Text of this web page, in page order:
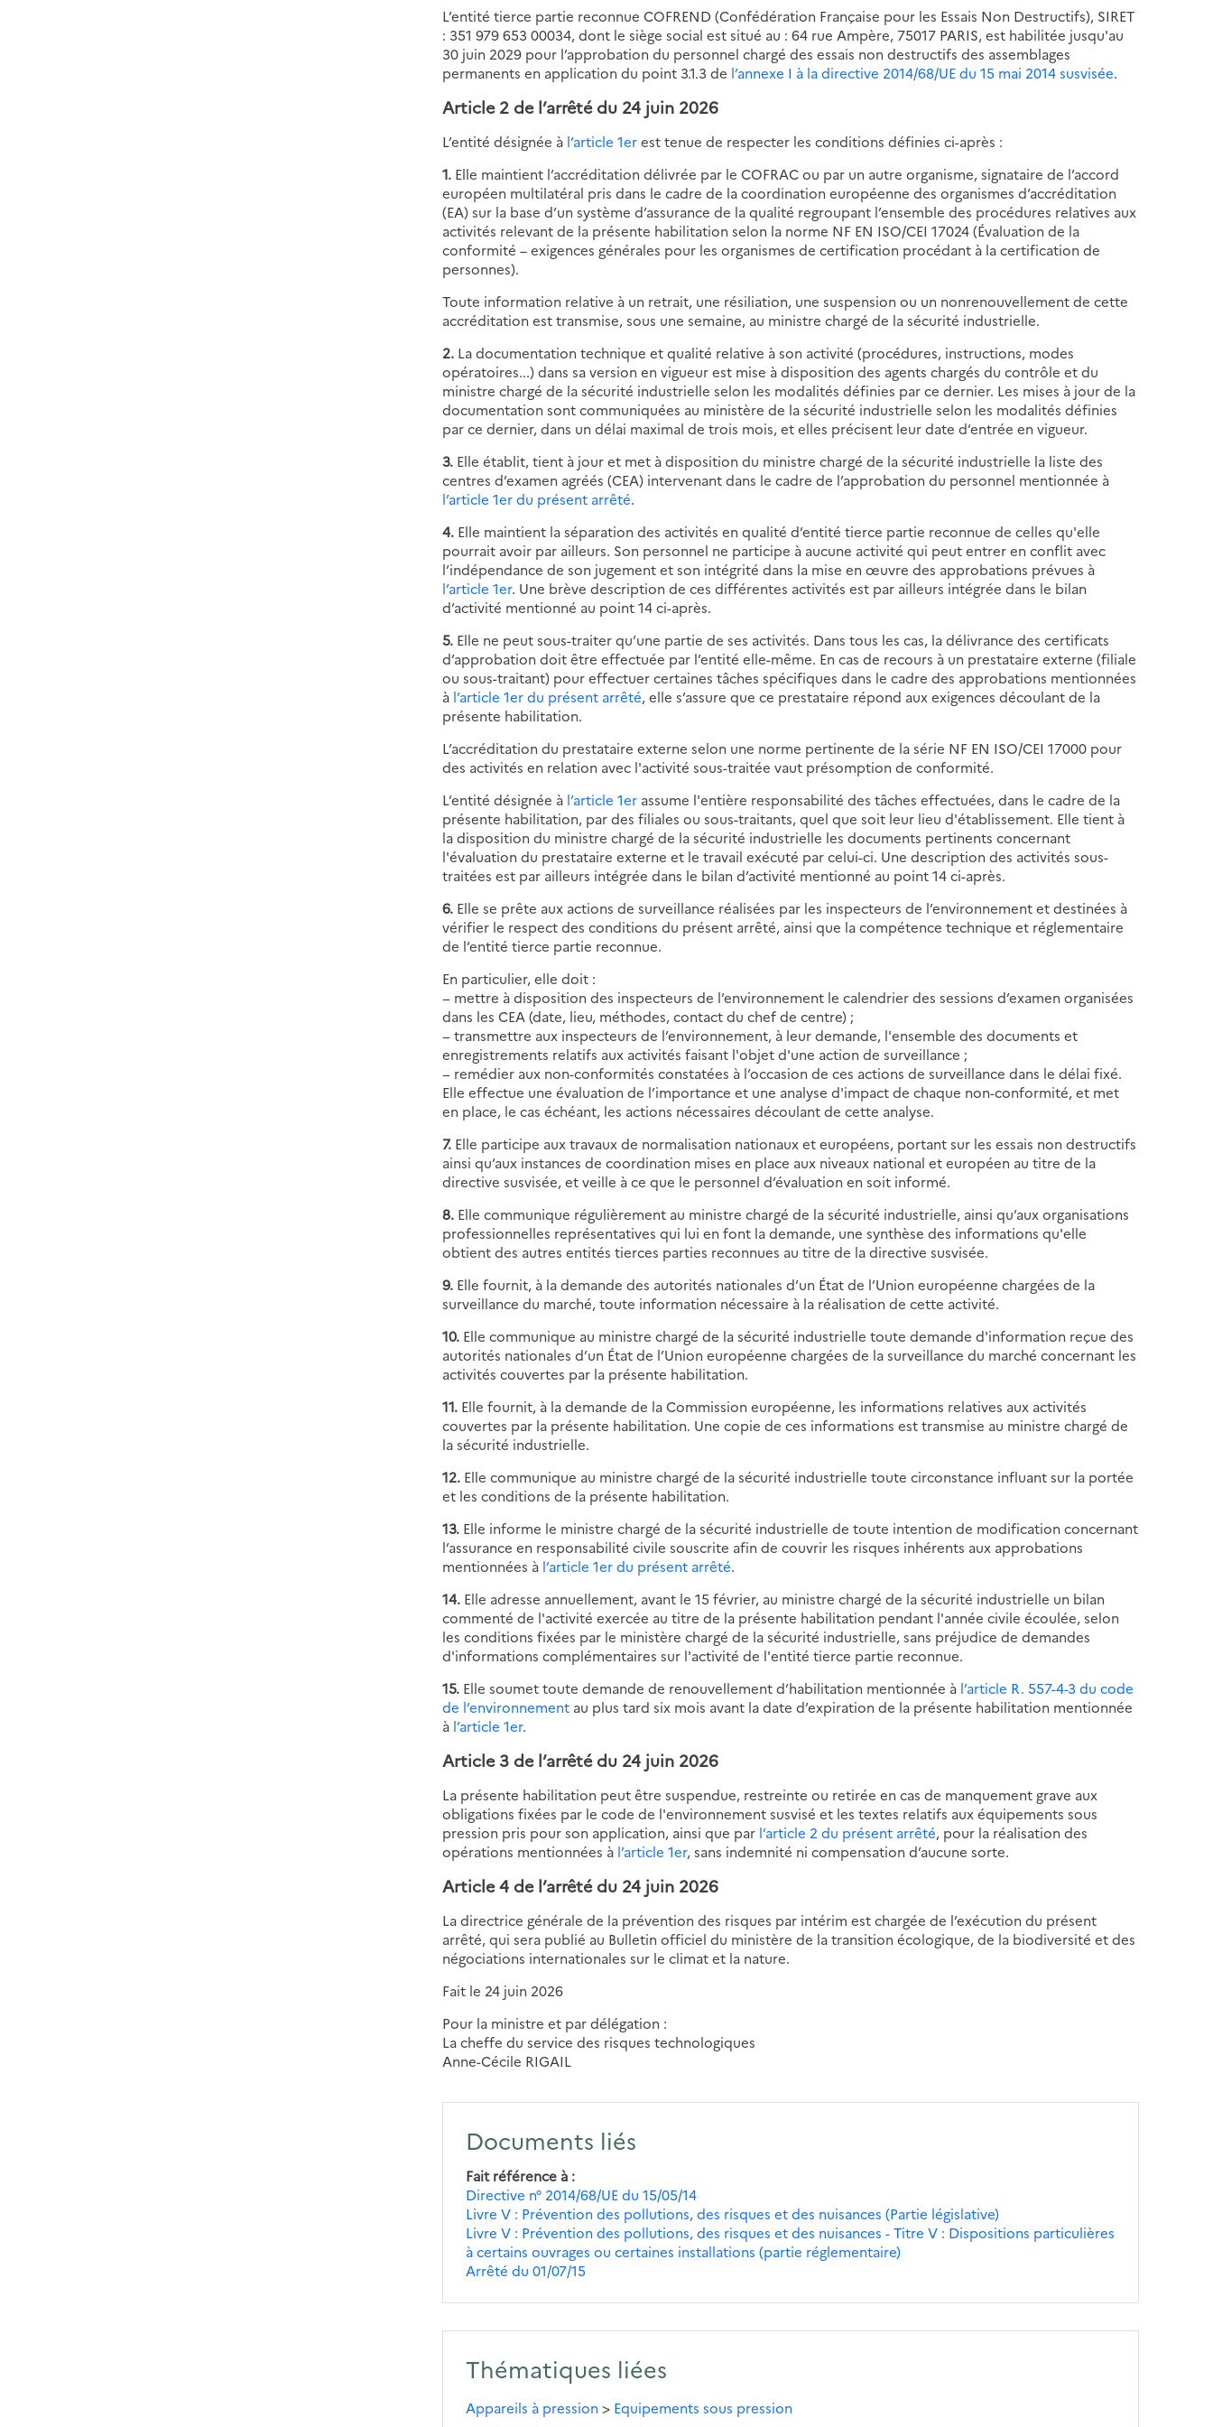
L’entité tierce partie reconnue COFREND (Confédération Française pour les Essais Non Destructifs), SIRET
: 351 979 653 00034, dont le siège social est situé au : 64 rue Ampère, 75017 PARIS, est habilitée jusqu'au
30 juin 2029 pour l’approbation du personnel chargé des essais non destructifs des assemblages
permanents en application du point 3.1.3 de l’annexe I à la directive 2014/68/UE du 15 mai 2014 susvisée.
Article 2 de l’arrêté du 24 juin 2026
L’entité désignée à l’article 1erest tenue de respecter les conditions définies ci-après :
1. Elle maintient l’accréditation délivrée par le COFRAC ou par un autre organisme, signataire de l’accord
européen multilatéral pris dans le cadre de la coordination européenne des organismes d’accréditation
(EA) sur la base d’un système d’assurance de la qualité regroupant l’ensemble des procédures relatives aux
activités relevant de la présente habilitation selon la norme NF EN ISO/CEI 17024 (Évaluation de la
conformité – exigences générales pour les organismes de certification procédant à la certification de
personnes).
Toute information relative à un retrait, une résiliation, une suspension ou un nonrenouvellement de cette
accréditation est transmise, sous une semaine, au ministre chargé de la sécurité industrielle.
2. La documentation technique et qualité relative à son activité (procédures, instructions, modes
opératoires...) dans sa version en vigueur est mise à disposition des agents chargés du contrôle et du
ministre chargé de la sécurité industrielle selon les modalités définies par ce dernier. Les mises à jour de la
documentation sont communiquées au ministère de la sécurité industrielle selon les modalités définies
par ce dernier, dans un délai maximal de trois mois, et elles précisent leur date d’entrée en vigueur.
3. Elle établit, tient à jour et met à disposition du ministre chargé de la sécurité industrielle la liste des
centres d’examen agréés (CEA) intervenant dans le cadre de l’approbation du personnel mentionnée à
l’article 1er du présent arrêté.
4. Elle maintient la séparation des activités en qualité d’entité tierce partie reconnue de celles qu'elle
pourrait avoir par ailleurs. Son personnel ne participe à aucune activité qui peut entrer en conflit avec
l’indépendance de son jugement et son intégrité dans la mise en œuvre des approbations prévues à
l’article 1er. Une brève description de ces différentes activités est par ailleurs intégrée dans le bilan
d’activité mentionné au point 14 ci-après.
5. Elle ne peut sous-traiter qu’une partie de ses activités. Dans tous les cas, la délivrance des certificats
d’approbation doit être effectuée par l’entité elle-même. En cas de recours à un prestataire externe (filiale
ou sous-traitant) pour effectuer certaines tâches spécifiques dans le cadre des approbations mentionnées
à l’article 1er du présent arrêté, elle s’assure que ce prestataire répond aux exigences découlant de la
présente habilitation.
L’accréditation du prestataire externe selon une norme pertinente de la série NF EN ISO/CEI 17000 pour
des activités en relation avec l'activité sous-traitée vaut présomption de conformité.
L’entité désignée à l’article 1er assume l'entière responsabilité des tâches effectuées, dans le cadre de la
présente habilitation, par des filiales ou sous-traitants, quel que soit leur lieu d'établissement. Elle tient à
la disposition du ministre chargé de la sécurité industrielle les documents pertinents concernant
l'évaluation du prestataire externe et le travail exécuté par celui-ci. Une description des activités sous-
traitées est par ailleurs intégrée dans le bilan d’activité mentionné au point 14 ci-après.
6. Elle se prête aux actions de surveillance réalisées par les inspecteurs de l’environnement et destinées à
vérifier le respect des conditions du présent arrêté, ainsi que la compétence technique et réglementaire
de l’entité tierce partie reconnue.
En particulier, elle doit :
− mettre à disposition des inspecteurs de l’environnement le calendrier des sessions d’examen organisées
dans les CEA (date, lieu, méthodes, contact du chef de centre) ;
− transmettre aux inspecteurs de l’environnement, à leur demande, l'ensemble des documents et
enregistrements relatifs aux activités faisant l'objet d'une action de surveillance ;
− remédier aux non-conformités constatées à l’occasion de ces actions de surveillance dans le délai fixé.
Elle effectue une évaluation de l’importance et une analyse d'impact de chaque non-conformité, et met
en place, le cas échéant, les actions nécessaires découlant de cette analyse.
7. Elle participe aux travaux de normalisation nationaux et européens, portant sur les essais non destructifs
ainsi qu’aux instances de coordination mises en place aux niveaux national et européen au titre de la
directive susvisée, et veille à ce que le personnel d’évaluation en soit informé.
8. Elle communique régulièrement au ministre chargé de la sécurité industrielle, ainsi qu’aux organisations
professionnelles représentatives qui lui en font la demande, une synthèse des informations qu'elle
obtient des autres entités tierces parties reconnues au titre de la directive susvisée.
9. Elle fournit, à la demande des autorités nationales d’un État de l’Union européenne chargées de la
surveillance du marché, toute information nécessaire à la réalisation de cette activité.
10. Elle communique au ministre chargé de la sécurité industrielle toute demande d'information reçue des
autorités nationales d’un État de l’Union européenne chargées de la surveillance du marché concernant les
activités couvertes par la présente habilitation.
11. Elle fournit, à la demande de la Commission européenne, les informations relatives aux activités
couvertes par la présente habilitation. Une copie de ces informations est transmise au ministre chargé de
la sécurité industrielle.
12. Elle communique au ministre chargé de la sécurité industrielle toute circonstance influant sur la portée
et les conditions de la présente habilitation.
13. Elle informe le ministre chargé de la sécurité industrielle de toute intention de modification concernant
l’assurance en responsabilité civile souscrite afin de couvrir les risques inhérents aux approbations
mentionnées à l’article 1er du présent arrêté.
14. Elle adresse annuellement, avant le 15 février, au ministre chargé de la sécurité industrielle un bilan
commenté de l'activité exercée au titre de la présente habilitation pendant l'année civile écoulée, selon
les conditions fixées par le ministère chargé de la sécurité industrielle, sans préjudice de demandes
d'informations complémentaires sur l'activité de l'entité tierce partie reconnue.
15. Elle soumet toute demande de renouvellement d’habilitation mentionnée à l’article R. 557-4-3 du code
de l’environnement au plus tard six mois avant la date d’expiration de la présente habilitation mentionnée
à l’article 1er.
Article 3 de l’arrêté du 24 juin 2026
La présente habilitation peut être suspendue, restreinte ou retirée en cas de manquement grave aux
obligations fixées par le code de l'environnement susvisé et les textes relatifs aux équipements sous
pression pris pour son application, ainsi que par l’article 2 du présent arrêté, pour la réalisation des
opérations mentionnées à l’article 1er, sans indemnité ni compensation d’aucune sorte.
Article 4 de l’arrêté du 24 juin 2026
La directrice générale de la prévention des risques par intérim est chargée de l’exécution du présent
arrêté, qui sera publié au Bulletin officiel du ministère de la transition écologique, de la biodiversité et des
négociations internationales sur le climat et la nature.
Fait le 24 juin 2026
Pour la ministre et par délégation :
La cheffe du service des risques technologiques
Anne-Cécile RIGAIL
Documents liés
Fait référence à
Directive n° 2014/68/UE du 15/05/14
Livre V : Prévention des pollutions, des risques et des nuisances (Partie législative)
Livre V : Prévention des pollutions, des risques et des nuisances - Titre V : Dispositions particulières
à certains ouvrages ou certaines installations (partie réglementaire)
Arrêté du 01/07/15
Thématiques liées
Appareils à pression > Equipements sous pression